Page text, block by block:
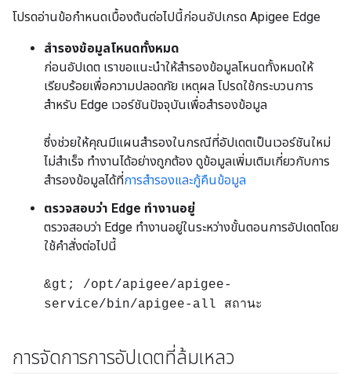
โปรดอ่านข้อกำหนดเบื้องต้นต่อไปนี้ก่อนอัปเกรด Apigee Edge
สำรองข้อมูลโหนดทั้งหมด
ก่อนอัปเดต เราขอแนะนำให้สำรองข้อมูลโหนดทั้งหมดให้
เรียบร้อยเพื่อความปลอดภัย เหตุผล โปรดใช้กระบวนการ
สำหรับ Edge เวอร์ชันปัจจุบันเพื่อสำรองข้อมูล
ซึ่งช่วยให้คุณมีแผนสำรองในกรณีที่อัปเดตเป็นเวอร์ชันใหม่
ไม่สำเร็จ ทำงานได้อย่างถูกต้อง ดูข้อมูลเพิ่มเติมเกี่ยวกับการ
สำรองข้อมูลได้ที่การสำรองและกู้คืนข้อมูล
ตรวจสอบว่า Edge ทำงานอยู่
ตรวจสอบว่า Edge ทำงานอยู่ในระหว่างขั้นตอนการอัปเดตโดย
ใช้คำสั่งต่อไปนี้
&gt; /opt/apigee/apigee-
service/bin/apigee-all สถานะ
การจัดการการอัปเดตที่ล้มเหลว